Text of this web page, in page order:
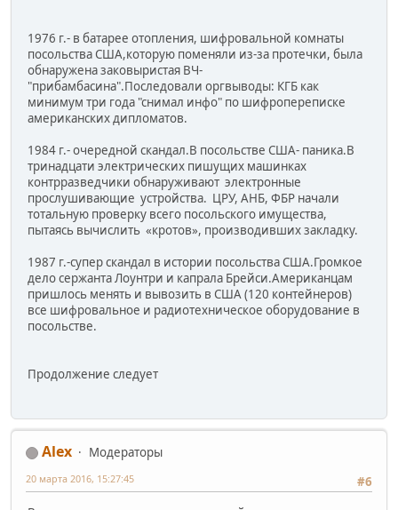
1976 г.- в батарее отопления, шифровальной комнаты
посольства США,которую поменяли из-за протечки, была
обнаружена заковыристая ВЧ-
"прибамбасина".Последовали оргвыводы: КГБ как
минимум три года "снимал инфо" по шифропереписке
американских дипломатов.
1984 г.- очередной скандал.В посольстве США- паника.В
тринадцати электрических пишущих машинках
контрразведчики обнаруживают электронные
прослушивающие устройства. ЦРУ, АНБ, ФБР начали
тотальную проверку всего посольского имущества,
пытаясь вычислить «кротов», производивших закладку.
1987 г.-супер скандал в истории посольства США.Громкое
дело сержанта Лоунтри и капрала Брейси.Американцам
пришлось менять и вывозить в США (120 контейнеров)
все шифровальное и радиотехническое оборудование в
посольстве.
Продолжение следует
Alex
Модераторы
#6
20 марта 2016, 15:27:45